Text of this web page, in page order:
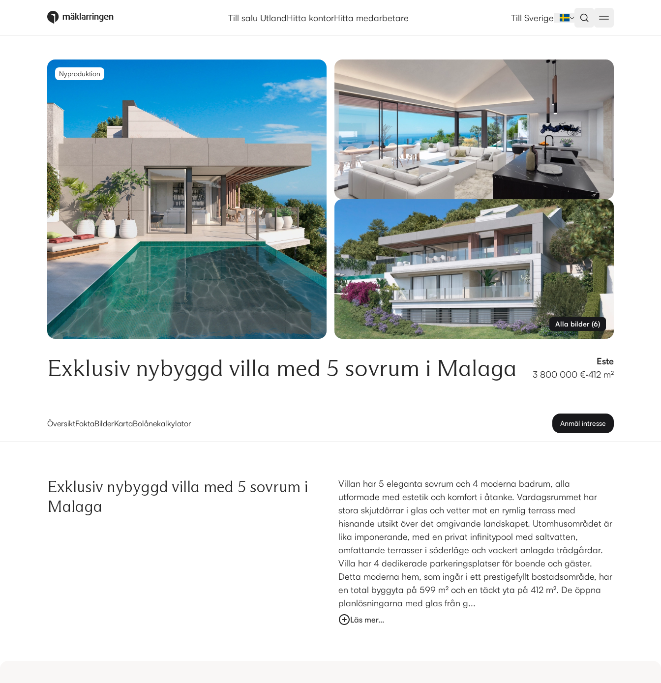
Till salu UtlandHitta kontorHitta medarbetare Till Sverige
Nyproduktion
Alla bilder(6)
Exklusiv nybyggd villa med 5 sovrum i Malaga
Este
3 800 000 €·412 m²
ÖversiktFaktaBilderKartaBolånekalkylator Anmäl intresse
Exklusiv nybyggd villa med 5 sovrum i
Malaga
Villan har 5 eleganta sovrum och 4 moderna badrum, alla
utformade med estetik och komfort i åtanke. Vardagsrummet har
stora skjutdörrar i glas och vetter mot en rymlig terrass med
hisnande utsikt över det omgivande landskapet. Utomhusområdet är
lika imponerande, med en privat infinitypool med saltvatten,
omfattande terrasser i söderläge och vackert anlagda trädgårdar.
Villa har 4 dedikerade parkeringsplatser för boende och gäster.
Detta moderna hem, som ingår i ett prestigefyllt bostadsområde, har
en total byggyta på 599 m² och en täckt yta på 412 m². De öppna
planlösningarna med glas från g...
Läs mer...